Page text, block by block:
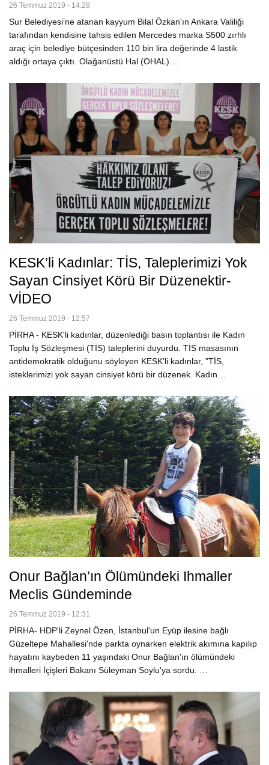
26 Temmuz 2019 - 14:28
Sur Belediyesi’ne atanan kayyum Bilal Özkan'ın Ankara Valiliği
tarafından kendisine tahsis edilen Mercedes marka S500 zırhlı
araç için belediye bütçesinden 110 bin lira değerinde 4 lastik
aldığı ortaya çıktı. Olağanüstü Hal (OHAL)…
KESK’li Kadınlar: TİS, Taleplerimizi Yok
Sayan Cinsiyet Körü Bir Düzenektir-
VİDEO
26 Temmuz 2019 - 12:57
PİRHA - KESK'li kadınlar, düzenlediği basın toplantısı ile Kadın
Toplu İş Sözleşmesi (TİS) taleplerini duyurdu. TİS masasının
antidemokratik olduğunu söyleyen KESK’li kadınlar, "TİS,
isteklerimizi yok sayan cinsiyet körü bir düzenek. Kadın…
Onur Bağlan’ın Ölümündeki Ihmaller
Meclis Gündeminde
26 Temmuz 2019 - 12:31
PİRHA- HDP'li Zeynel Özen, İstanbul'un Eyüp ilesine bağlı
Güzeltepe Mahallesi'nde parkta oynarken elektrik akımına kapılıp
hayatını kaybeden 11 yaşındaki Onur Bağlan'ın ölümündeki
ihmalleri İçişleri Bakanı Süleyman Soylu'ya sordu. …